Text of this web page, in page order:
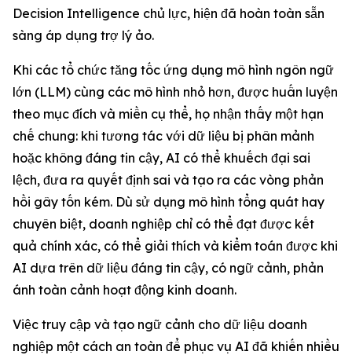
Decision Intelligence chủ lực, hiện đã hoàn toàn sẵn
sàng áp dụng trợ lý ảo.
Khi các tổ chức tăng tốc ứng dụng mô hình ngôn ngữ
lớn (LLM) cùng các mô hình nhỏ hơn, được huấn luyện
theo mục đích và miền cụ thể, họ nhận thấy một hạn
chế chung: khi tương tác với dữ liệu bị phân mảnh
hoặc không đáng tin cậy, AI có thể khuếch đại sai
lệch, đưa ra quyết định sai và tạo ra các vòng phản
hồi gây tốn kém. Dù sử dụng mô hình tổng quát hay
chuyên biệt, doanh nghiệp chỉ có thể đạt được kết
quả chính xác, có thể giải thích và kiểm toán được khi
AI dựa trên dữ liệu đáng tin cậy, có ngữ cảnh, phản
ánh toàn cảnh hoạt động kinh doanh.
Việc truy cập và tạo ngữ cảnh cho dữ liệu doanh
nghiệp một cách an toàn để phục vụ AI đã khiến nhiều